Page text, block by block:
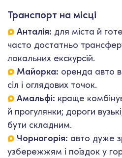
Транспорт на місці
Анталія: для міста й
часто достатньо
локальних екскурсій.
Майорка: оренда авто
сіл і оглядових точок.
Амальфі: краще
й прогулянки; дороги
бути складним.
Чорногорія: авто дуже
узбережжям і поїздок у